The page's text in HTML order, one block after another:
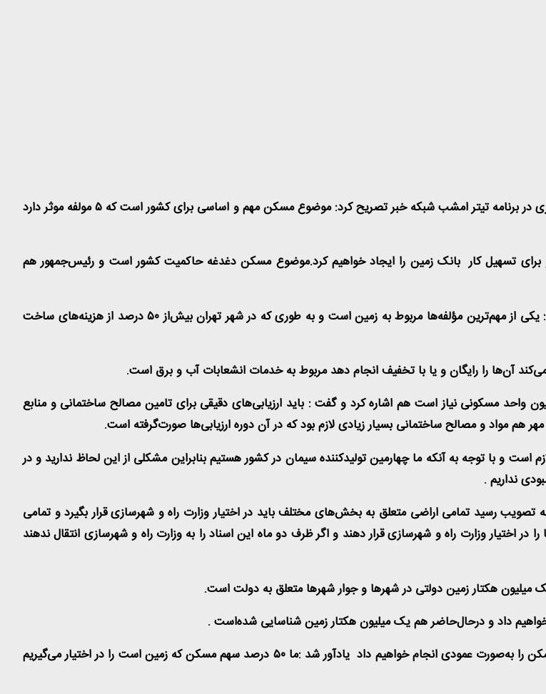
در برنامه تیتر امشب شبکه خبر تصریح کرد: موضوع مسکن مهم و اساسی برای کشور است که ۵مولفه موثر دارد
برای تسهیل کار بانک زمین را ایجاد خواهیم کرد.موضوع مسکن دغدغه حاکمیت کشور است و رئیس‌جمهور هم
از مهم‌ترین مؤلفه‌ها مربوط به زمین است و به طوری که در شهر تهران بیش‌از۵۰درصد از هزینه‌های ساخت
آن‌ها را رایگان و یا با تخفیف انجام دهد مربوط به خدمات انشعابات آب و برق است.
مسکونی نیاز است هم اشاره کرد و گفت : باید ارزیابی‌های دقیقی برای تامین مصالح ساختمانی و منابع
مواد و مصالح ساختمانی بسیار زیادی لازم بود که در آن دوره ارزیابی‌ها صورت‌گرفته است.
است و با توجه به آنکه ما چهارمین تولیدکننده سیمان در کشور هستیم بنابراین مشکلی از این لحاظ ندارید و در
نداریم .
رسید تمامی اراضی متعلق به بخش‌های مختلف باید در اختیار وزارت راه و شهرسازی قرار بگیرد و تمامی
وزارت راه و شهرسازی قرار دهند و اگر ظرف دو ماه این اسناد را به وزارت راه و شهرسازی انتقال ندهند
هکتار زمین دولتی در شهرها و جوار شهرها متعلق به دولت است.
داد و درحال‌حاضر هم یک میلیون هکتار زمین شناسایی شده‌است .
را به‌صورت عمودی انجام خواهیم داد یادآور شد :ما۵۰ درصد سهم مسکن که زمین است را در اختیار می‌گیریم